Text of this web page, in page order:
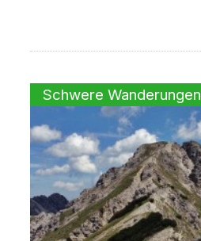
Schwere Wanderungen